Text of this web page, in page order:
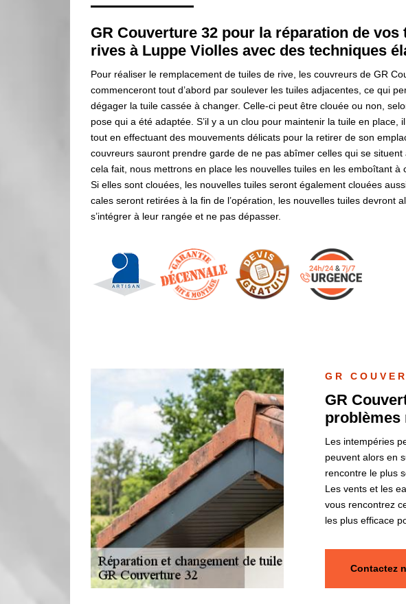
GR Couverture 32 pour la réparation de vos
rives à Luppe Violles avec des techniques
Pour réaliser le remplacement de tuiles de rive, les couvreurs de GR
commenceront tout d’abord par soulever les tuiles adjacentes, ce qui
dégager la tuile cassée à changer. Celle-ci peut être clouée ou non,
pose qui a été adaptée. S’il y a un clou pour maintenir la tuile en place,
tout en effectuant des mouvements délicats pour la retirer de son
couvreurs sauront prendre garde de ne pas abîmer celles qui se situent
cela fait, nous mettrons en place les nouvelles tuiles en les emboîtant à
Si elles sont clouées, les nouvelles tuiles seront également clouées
cales seront retirées à la fin de l’opération, les nouvelles tuiles devront
s’intégrer à leur rangée et ne pas dépasser.
GR
GR
problèmes
Les intempéries
peuvent alors en
rencontre le plus
Les vents et les
vous rencontrez
les plus efficace
Contactez